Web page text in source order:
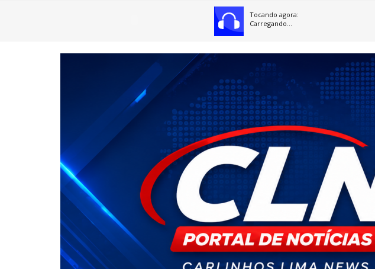
Tocando agora:
Carregando...